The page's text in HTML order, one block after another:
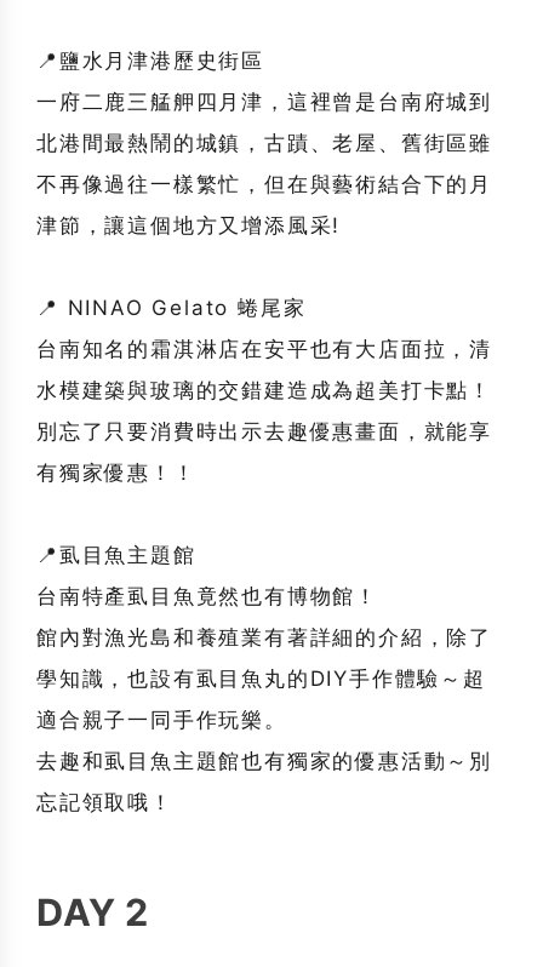
📍鹽水月津港歷史街區
一府二鹿三艋舺四月津，這裡曾是台南府城到
北港間最熱鬧的城鎮，古蹟、老屋、舊街區雖
不再像過往一樣繁忙，但在與藝術結合下的月
津節，讓這個地方又增添風采!
📍 NINAO Gelato 蜷尾家
台南知名的霜淇淋店在安平也有大店面拉，清
水模建築與玻璃的交錯建造成為超美打卡點！
別忘了只要消費時出示去趣優惠畫面，就能享
有獨家優惠！！
📍虱目魚主題館
台南特產虱目魚竟然也有博物館！
館內對漁光島和養殖業有著詳細的介紹，除了
學知識，也設有虱目魚丸的DIY手作體驗～超
適合親子一同手作玩樂。
去趣和虱目魚主題館也有獨家的優惠活動～別
忘記領取哦！
DAY 2